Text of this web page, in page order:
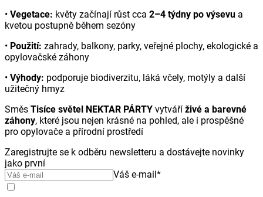
• Vegetace: květy začínají růst cca 2–4 týdny po výsevu a
kvetou postupně během sezóny
• Použití: zahrady, balkony, parky, veřejné plochy, ekologické a
opylovačské záhony
• Výhody: podporuje biodiverzitu, láká včely, motýly a další
užitečný hmyz
Směs Tisíce světel NEKTAR PÁRTY vytváří živé a barevné
záhony, které jsou nejen krásné na pohled, ale i prospěšné
pro opylovače a přírodní prostředí
Zaregistrujte se k odběru newsletteru a dostávejte novinky
jako první
Váš e-mail*